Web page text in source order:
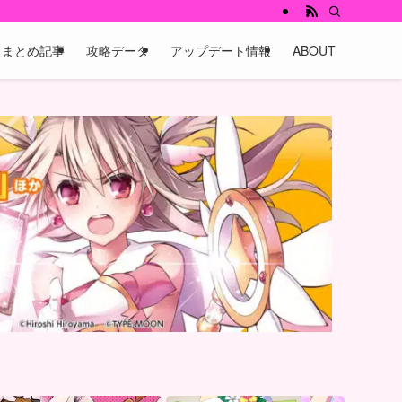
まとめ記事 攻略データ アップデート情報 ABOUT